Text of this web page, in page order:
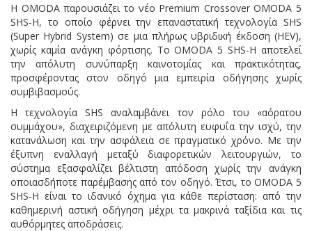
Η OMODA παρουσιάζει το νέο Premium Crossover OMODA 5
SHS-H, το οποίο φέρνει την επαναστατική τεχνολογία SHS
(Super Hybrid System) σε μια πλήρως υβριδική έκδοση (HEV),
χωρίς καμία ανάγκη φόρτισης. Το OMODA 5 SHS-H αποτελεί
την απόλυτη συνύπαρξη καινοτομίας και πρακτικότητας,
προσφέροντας στον οδηγό μια εμπειρία οδήγησης χωρίς
συμβιβασμούς.
Η τεχνολογία SHS αναλαμβάνει τον ρόλο του «αόρατου
συμμάχου», διαχειριζόμενη με απόλυτη ευφυΐα την ισχύ, την
κατανάλωση και την ασφάλεια σε πραγματικό χρόνο. Με την
έξυπνη εναλλαγή μεταξύ διαφορετικών λειτουργιών, το
σύστημα εξασφαλίζει βέλτιστη απόδοση χωρίς την ανάγκη
οποιασδήποτε παρέμβασης από τον οδηγό. Έτσι, το OMODA 5
SHS-H είναι το ιδανικό όχημα για κάθε περίσταση: από την
καθημερινή αστική οδήγηση μέχρι τα μακρινά ταξίδια και τις
αυθόρμητες αποδράσεις.